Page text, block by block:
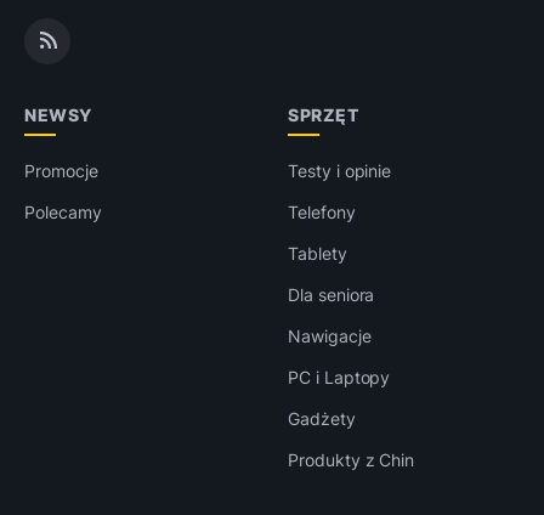
NEWSY
Promocje
Polecamy
SPRZĘT
Testy i opinie
Telefony
Tablety
Dla seniora
Nawigacje
PC i Laptopy
Gadżety
Produkty z Chin